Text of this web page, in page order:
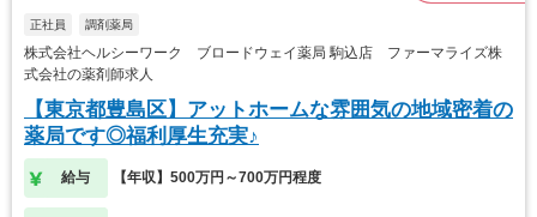
正社員 調剤薬局
株式会社ヘルシーワーク ブロードウェイ薬局 駒込店 ファーマライズ株
式会社の薬剤師求人
【東京都豊島区】アットホームな雰囲気の地域密着の
薬局です◎福利厚生充実♪
給与 【年収】500万円～700万円程度